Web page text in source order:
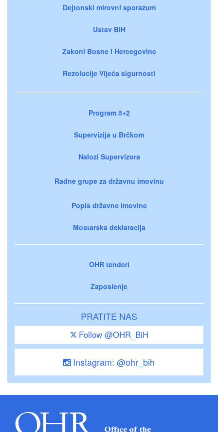
Dejtonski mirovni sporazum
Ustav BiH
Zakoni Bosne i Hercegovine
Rezolucije Vijeća sigurnosti
Program 5+2
Supervizija u Brčkom
Nalozi Supervizora
Radne grupe za državnu imovinu
Popis državne imovine
Mostarska deklaracija
OHR tenderi
Zaposlenje
PRATITE NAS
Follow @OHR_BiH
Instagram: @ohr_bih